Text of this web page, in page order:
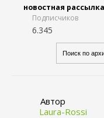
новостная
Подписчиков
6.345
Автор
Laura-Rossi